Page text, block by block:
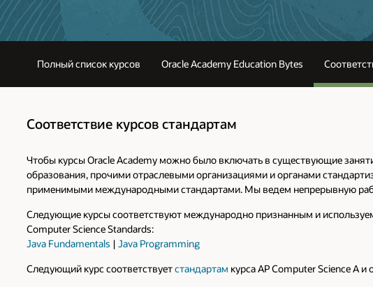
Полный список курсов Oracle Academy Education Bytes
Соответствие курсов стандартам
Чтобы курсы Oracle Academy можно было включать в существующие
образования, прочими отраслевыми организациями и органами
применимыми международными стандартами. Мы ведем непрерывную
Следующие курсы соответствуют международно признанным и
Computer Science Standards:
Java Fundamentals | Java Programming
Следующий курс соответствуетстандартам курса AP Computer Science A и